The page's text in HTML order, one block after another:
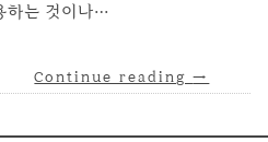
하는 것이나…
Continue reading→